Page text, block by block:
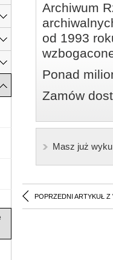
Archiwum
od 1993
Ponad
Zamów
Masz już
POPRZEDNI ARTYKUŁ Z